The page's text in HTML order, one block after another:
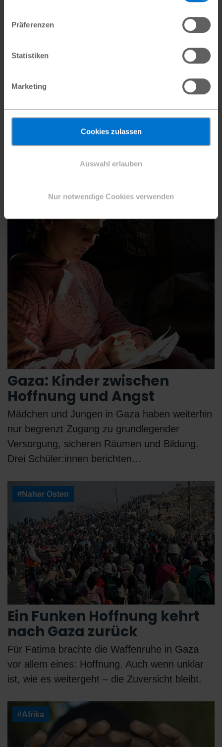
Präferenzen
Statistiken
Marketing
Cookies zulassen
Auswahl erlauben
Nur notwendige Cookies verwenden
Überleben in Gaza
Zwei Mütter, zwei Schicksale: Latifah und
Gaza: Kinder zwischen
Hoffnung und Angst
Mädchen und Jungen in Gaza haben weiterhin
nur begrenzt Zugang zu grundlegender
Versorgung, sicheren Räumen und Bildung.
Drei Schüler:innen berichten…
#Naher Osten
Ein Funken Hoffnung kehrt
nach Gaza zurück
Für Fatima brachte die Waffenruhe in Gaza
vor allem eines: Hoffnung. Auch wenn unklar
ist, wie es weitergeht – die Zuversicht bleibt.
#Afrika